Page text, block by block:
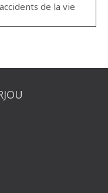
de la vie